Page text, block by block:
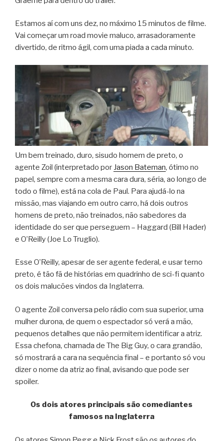
Estamos aí com uns dez, no máximo 15 minutos de filme.
Vai começar um road movie maluco, arrasadoramente
divertido, de ritmo ágil, com uma piada a cada minuto.
Um bem treinado, duro, sisudo homem de preto, o
agente Zoil (interpretado por Jason Bateman, ótimo no
papel, sempre com a mesma cara dura, séria, ao longo de
todo o filme), está na cola de Paul. Para ajudá-lo na
missão, mas viajando em outro carro, há dois outros
homens de preto, não treinados, não sabedores da
identidade do ser que perseguem – Haggard (Bill Hader)
e O’Reilly (Joe Lo Truglio).
Esse O’Reilly, apesar de ser agente federal, e usar terno
preto, é tão fã de histórias em quadrinho de sci-fi quanto
os dois malucões vindos da Inglaterra.
O agente Zoil conversa pelo rádio com sua superior, uma
mulher durona, de quem o espectador só verá a mão,
pequenos detalhes que não permitem identificar a atriz.
Essa chefona, chamada de The Big Guy, o cara grandão,
só mostrará a cara na sequência final – e portanto só vou
dizer o nome da atriz ao final, avisando que pode ser
spoiler.
Os dois atores principais são comediantes
famosos na Inglaterra